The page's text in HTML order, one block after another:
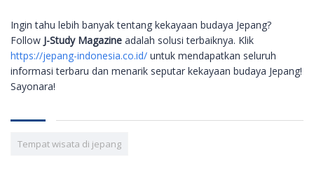
Ingin tahu lebih banyak tentang kekayaan budaya Jepang?
Follow J-Study Magazine adalah solusi terbaiknya. Klik
https://jepang-indonesia.co.id/ untuk mendapatkan seluruh
informasi terbaru dan menarik seputar kekayaan budaya Jepang!
Sayonara!
Tempat wisata di jepang